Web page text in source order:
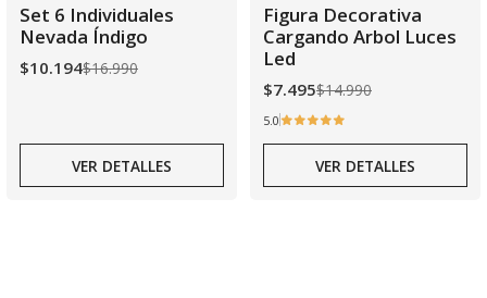
Agotado
Set 6 Individuales
Nevada Índigo
$10.194$16.990
VER DETALLES
Agotado
Figura Decorativa
Cargando Arbol Luces
Led
$7.495$14.990
5.0
VER DETALLES